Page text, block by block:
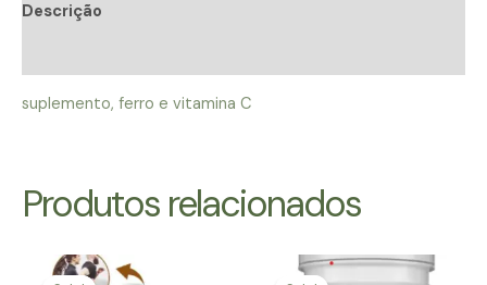
Descrição
suplemento, ferro e vitamina C
Produtos relacionados